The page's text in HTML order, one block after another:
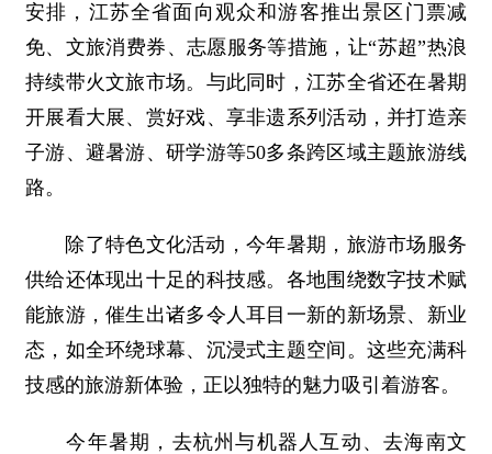
安排，江苏全省面向观众和游客推出景区门票减
免、文旅消费券、志愿服务等措施，让“苏超”热浪
持续带火文旅市场。与此同时，江苏全省还在暑期
开展看大展、赏好戏、享非遗系列活动，并打造亲
子游、避暑游、研学游等50多条跨区域主题旅游线
路。
除了特色文化活动，今年暑期，旅游市场服务
供给还体现出十足的科技感。各地围绕数字技术赋
能旅游，催生出诸多令人耳目一新的新场景、新业
态，如全环绕球幕、沉浸式主题空间。这些充满科
技感的旅游新体验，正以独特的魅力吸引着游客。
今年暑期，去杭州与机器人互动、去海南文